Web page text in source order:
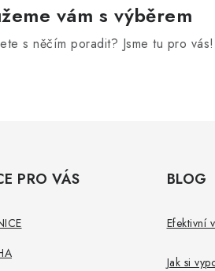
vám s výběrem
s něčím poradit? Jsme tu pro vás!
PRO VÁS BLOG
Efektivní
Jak si